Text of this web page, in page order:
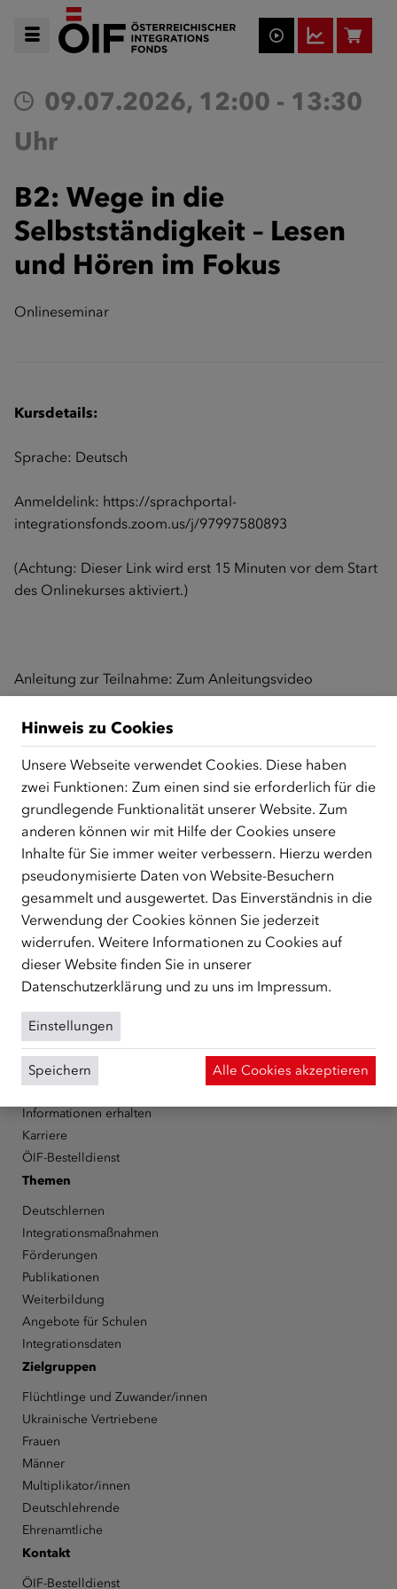
09.07.2026, 12:00 - 13:30
Uhr
B2: Wege in die
Selbstständigkeit – Lesen
und Hören im Fokus
Onlineseminar
Kursdetails:
Sprache: Deutsch
Anmeldelink: https://sprachportal-
integrationsfonds.zoom.us/j/97997580893
(Achtung: Dieser Link wird erst 15 Minuten vor dem Start
des Onlinekurses aktiviert.)
Anleitung zur Teilnahme: Zum Anleitungsvideo
Zurück zur Übersicht
ÜBER UNS
Der Österreichische Integrationsfonds (ÖIF) ist ein Fonds der
Republik Österreich, der Flüchtlinge, subsidiär
Schutzberechtigte, Vertriebene sowie Zuwander/innen als
zentrale Anlaufstelle bei der Integration in Österreich
unterstützt.
mehr
FacebookYouTubeInstagramLinkedIn
Über den ÖIF
Der Österreichische Integrationsfonds (ÖIF)
Organigramm
Informationen erhalten
Karriere
ÖIF-Bestelldienst
Themen
Deutschlernen
Integrationsmaßnahmen
Förderungen
Publikationen
Weiterbildung
Angebote für Schulen
Integrationsdaten
Zielgruppen
Flüchtlinge und Zuwander/innen
Ukrainische Vertriebene
Frauen
Männer
Multiplikator/innen
Deutschlehrende
Ehrenamtliche
Kontakt
ÖIF-Bestelldienst
Hinweis zu Cookies
Unsere Webseite verwendet Cookies. Diese haben
zwei Funktionen: Zum einen sind sie erforderlich für die
grundlegende Funktionalität unserer Website. Zum
anderen können wir mit Hilfe der Cookies unsere
Inhalte für Sie immer weiter verbessern. Hierzu werden
pseudonymisierte Daten von Website-Besuchern
gesammelt und ausgewertet. Das Einverständnis in die
Verwendung der Cookies können Sie jederzeit
widerrufen. Weitere Informationen zu Cookies auf
dieser Website finden Sie in unserer
Datenschutzerklärung und zu uns im Impressum.
Einstellungen
Speichern Alle Cookies akzeptieren